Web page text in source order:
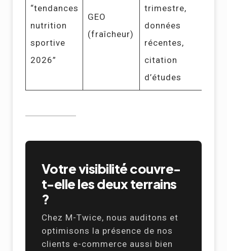
“tendances
nutrition
sportive
2026”
GEO
(fraîcheur)
trimestre,
données
récentes,
citation
d’études
Votre visibilité couvre-
t-elle les deux terrains
?
Chez M-Twice, nous auditons et
optimisons la présence de nos
clients e-commerce aussi bien